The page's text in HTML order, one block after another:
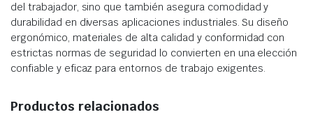
del trabajador, sino que también asegura comodidad y
durabilidad en diversas aplicaciones industriales. Su diseño
ergonómico, materiales de alta calidad y conformidad con
estrictas normas de seguridad lo convierten en una elección
confiable y eficaz para entornos de trabajo exigentes.
Productos relacionados